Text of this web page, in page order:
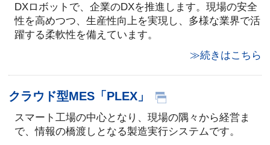
DXロボットで、企業のDXを推進します。現場の安全
性を高めつつ、生産性向上を実現し、多様な業界で活
躍する柔軟性を備えています。
≫続きはこちら
クラウド型MES「PLEX」
スマート工場の中心となり、現場の隅々から経営ま
で、情報の橋渡しとなる製造実行システムです。